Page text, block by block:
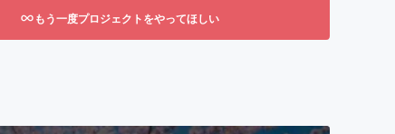
もう一度プロジェクトをやってほしい